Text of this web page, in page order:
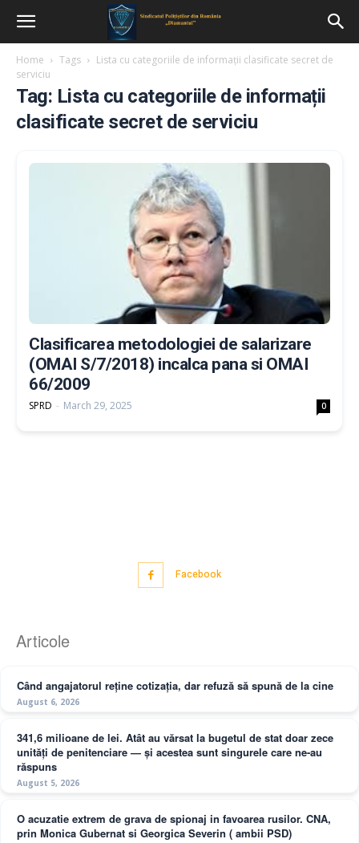
Home Tags
Lista cu categoriile de informații clasificate secret de
serviciu
Tag: Lista cu categoriile de informații
clasificate secret de serviciu
Clasificarea metodologiei de salarizare
(OMAI S/7/2018) incalca pana si OMAI
66/2009
SPRD - March 29, 2025 0
Facebook
Articole
Când angajatorul reține cotizația, dar refuză să spună de la cine
August 6, 2026
341,6 milioane de lei. Atât au vărsat la bugetul de stat doar zece
unități de penitenciare — și acestea sunt singurele care ne-au
răspuns
August 5, 2026
O acuzatie extrem de grava de spionaj in favoarea rusilor. CNA,
prin Monica Gubernat si Georgica Severin ( ambii PSD)